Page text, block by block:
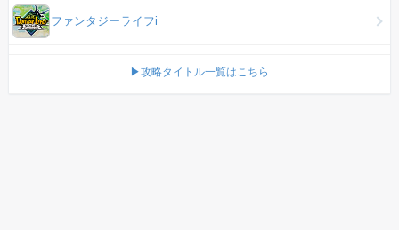
ファンタジーライフi
▶攻略タイトル一覧はこちら